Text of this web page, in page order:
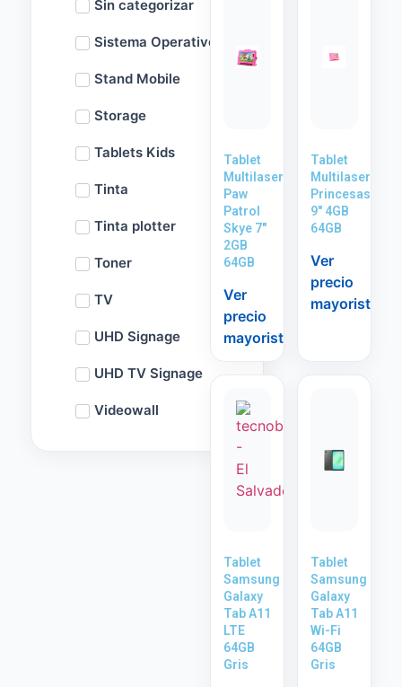
Sin categorizar
Sistema Operativo
Stand Mobile
Storage
Tablets Kids
Tinta
Tinta plotter
Toner
TV
UHD Signage
UHD TV Signage
Videowall
Tablet
Multilaser
Paw
Patrol
Skye 7″
2GB
64GB
Ver
precio
mayorista
Tablet
Multilaser
Princesas
9″ 4GB
64GB
Ver
precio
mayorista
Tablet
Samsung
Galaxy
Tab A11
LTE
64GB
Gris
Tablet
Samsung
Galaxy
Tab A11
Wi-Fi
64GB
Gris